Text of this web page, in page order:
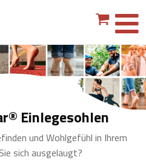
Einlegesohlen
und Wohlgefühl in Ihrem
sich ausgelaugt?